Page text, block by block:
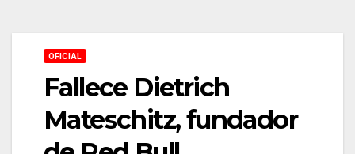
OFICIAL
Fallece Dietrich
Mateschitz, fundador